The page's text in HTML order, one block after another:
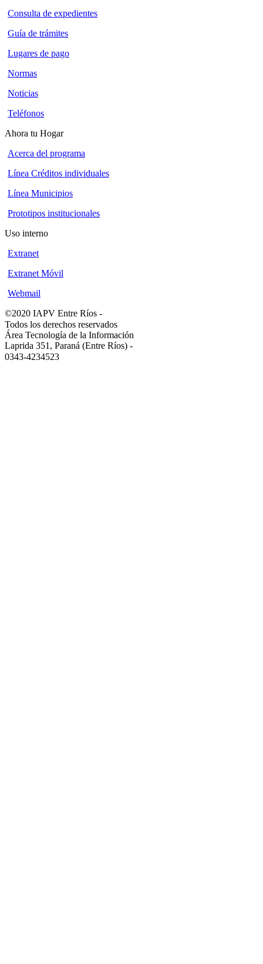
Consulta de expedientes
Guía de trámites
Lugares de pago
Normas
Noticias
Teléfonos
Ahora tu Hogar
Acerca del programa
Línea Créditos individuales
Línea Municipios
Prototipos institucionales
Uso interno
Extranet
Extranet Móvil
Webmail
©2020 IAPV Entre Ríos -
Todos los derechos reservados
Área Tecnología de la Información
Laprida 351, Paraná (Entre Ríos) -
0343-4234523